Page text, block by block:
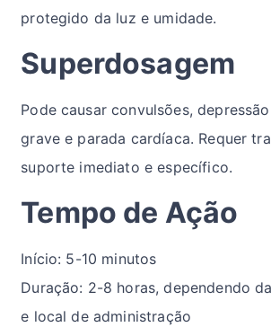
protegido da luz e umidade.
Superdosagem
Pode causar convulsões,
grave e parada cardíaca. Requer
suporte imediato e específico.
Tempo de Ação
Início: 5-10 minutos
Duração: 2-8 horas, dependendo
e local de administração